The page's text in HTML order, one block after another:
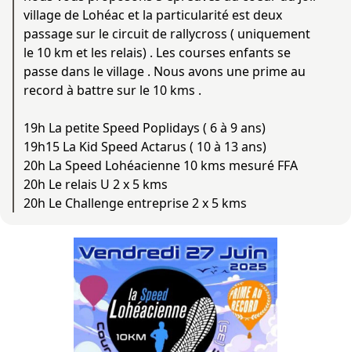
village de Lohéac et la particularité est deux
passage sur le circuit de rallycross ( uniquement
le 10 km et les relais) . Les courses enfants se
passe dans le village . Nous avons une prime au
record à battre sur le 10 kms .
19h La petite Speed Poplidays ( 6 à 9 ans)
19h15 La Kid Speed Actarus ( 10 à 13 ans)
20h La Speed Lohéacienne 10 kms mesuré FFA
20h Le relais U 2 x 5 kms
20h Le Challenge entreprise 2 x 5 kms